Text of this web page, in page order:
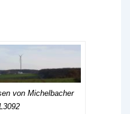
von Michelbacher